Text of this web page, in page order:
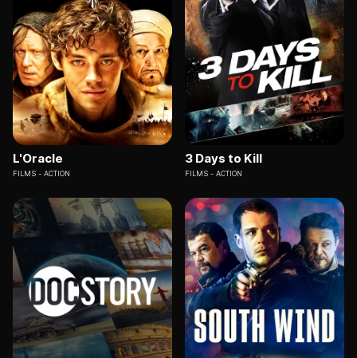
L'Oracle
FILMS ACTION
3 Days to Kill
FILMS ACTION